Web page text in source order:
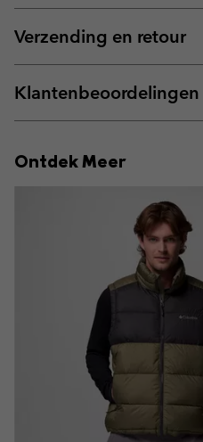
Verzending en retour
Klantenbeoordelingen
Ontdek Meer